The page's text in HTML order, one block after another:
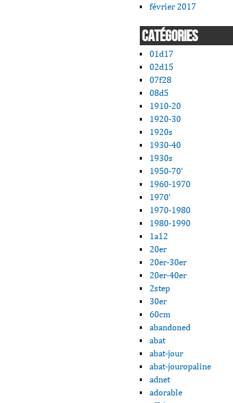
février 2017
CATÉGORIES
01d17
02d15
07f28
08d5
1910-20
1920-30
1920s
1930-40
1930s
1950-70'
1960-1970
1970'
1970-1980
1980-1990
1a12
20er
20er-30er
20er-40er
2step
30er
60cm
abandoned
abat
abat-jour
abat-jouropaline
adnet
adorable